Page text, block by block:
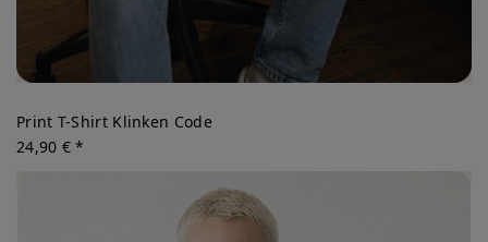
Print T-Shirt Klinken Code
24,90 € *